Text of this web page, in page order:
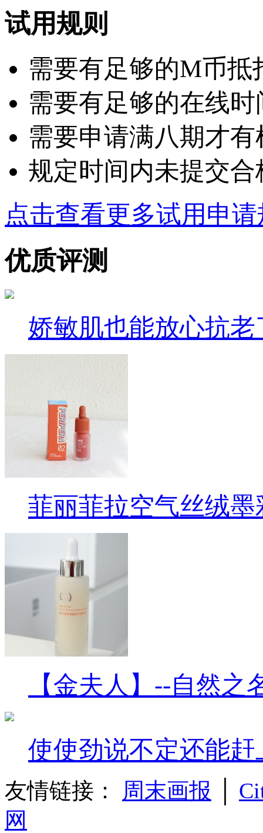
试用规则
需要有足够的M币抵
需要有足够的在线
需要申请满八期才
规定时间内未提交
点击查看更多试用申
优质评测
娇敏肌也能放心抗老
菲丽菲拉空气丝绒
【金夫人】--自然之
使使劲说不定还能
友情链接： 周末画报
网